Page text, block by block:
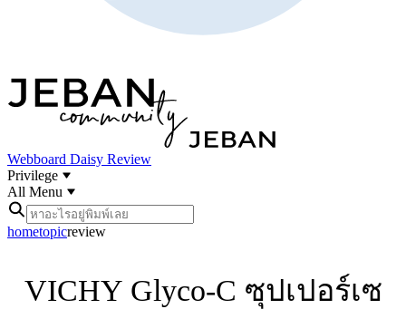
Webboard Daisy Review
Privilege
All Menu
hometopicreview
VICHY Glyco-C ซุปเปอร์เซ